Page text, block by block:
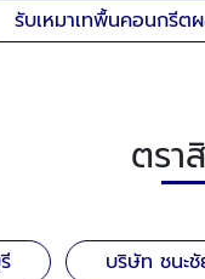
รับเหมาเทพื้นคอนกรีต
ตรา
บริษัท ชนะ